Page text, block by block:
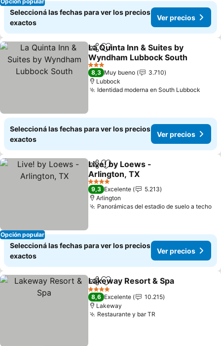
Seleccioná las fechas para ver los precios
exactos
Ver precios
CompartirAñadir a favoritos
La Quinta Inn & Suites by
Wyndham Lubbock South
3 Estrellas
8,3 Muy bueno
3.710
Lubbock
Identidad moderna en South Lubbock
Seleccioná las fechas para ver los precios
exactos
Ver precios
Opción popular
CompartirAñadir a favoritos
Live! by Loews -
Arlington, TX
4 Estrellas
9,3 Excelente
5.213
Arlington
Panorámicas del estadio de suelo a techo
Seleccioná las fechas para ver los precios
exactos
Ver precios
CompartirAñadir a favoritos
Lakeway Resort & Spa
4 Estrellas
8,6 Excelente
10.215
Lakeway
Restaurante y bar TR